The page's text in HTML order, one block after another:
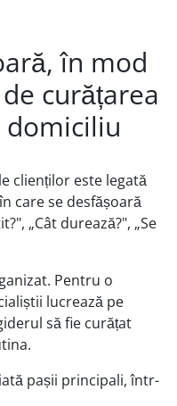
în mod
curățarea
clienților este legată
care se desfășoară
„Cât durează?", „Se
Pentru o
lucrează pe
să fie curățat
pașii principali, într-